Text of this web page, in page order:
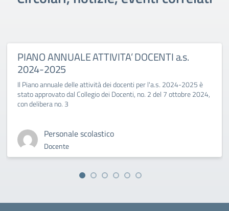
PIANO ANNUALE ATTIVITA’ DOCENTI a.s.
2024-2025
Il Piano annuale delle attività dei docenti per l'a.s. 2024-2025 è
stato approvato dal Collegio dei Docenti, no. 2 del 7 ottobre 2024,
con delibera no. 3
Personale scolastico
Docente